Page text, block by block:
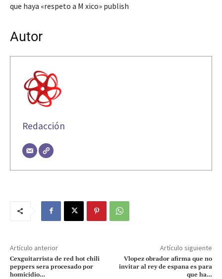
que haya «respeto a M xico» publish
Autor
Redacción
Artículo anterior
Cexguitarrista de red hot chili
peppers sera procesado por
homicidio…
Artículo siguiente
Vlopez obrador afirma que no
invitar al rey de espana es para
que ha…